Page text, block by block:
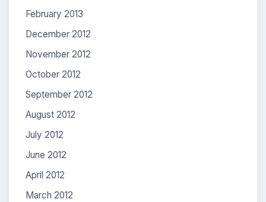
February 2013
December 2012
November 2012
October 2012
September 2012
August 2012
July 2012
June 2012
April 2012
March 2012